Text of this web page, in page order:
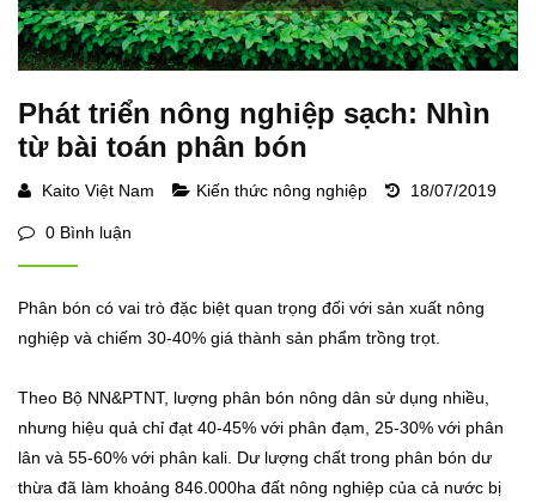
Phát triển nông nghiệp sạch: Nhìn
từ bài toán phân bón
Kaito Việt Nam Kiến thức nông nghiệp 18/07/2019
0 Bình luận
Phân bón có vai trò đặc biệt quan trọng đối với sản xuất nông
nghiệp và chiếm 30-40% giá thành sản phẩm trồng trọt.
Theo Bộ NN&PTNT, lượng phân bón nông dân sử dụng nhiều,
nhưng hiệu quả chỉ đạt 40-45% với phân đạm, 25-30% với phân
lân và 55-60% với phân kali. Dư lượng chất trong phân bón dư
thừa đã làm khoảng 846.000ha đất nông nghiệp của cả nước bị